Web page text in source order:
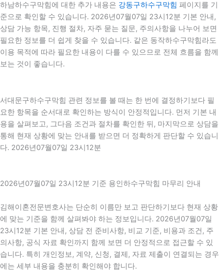
하남하수구막힘에 대한 추가 내용은 강동구하수구막힘 페이지를 기
준으로 확인할 수 있습니다. 2026년07월07일 23시12분 기본 안내,
상담 가능 항목, 진행 절차, 자주 묻는 질문, 주의사항을 나누어 보면
필요한 정보를 더 쉽게 찾을 수 있습니다. 같은 동작하수구막힘라도
이용 목적에 따라 필요한 내용이 다를 수 있으므로 전체 흐름을 함께
보는 것이 좋습니다.
서대문구하수구막힘 관련 정보를 볼 때는 한 번에 결정하기보다 필
요한 항목을 순서대로 확인하는 방식이 안정적입니다. 먼저 기본 내
용을 살펴보고, 그다음 조건과 절차를 확인한 뒤, 마지막으로 상담을
통해 현재 상황에 맞는 안내를 받으면 더 정확하게 판단할 수 있습니
다. 2026년07월07일 23시12분
2026년07월07일 23시12분 기준 용인하수구막힘 마무리 안내
김해이혼전문변호사는 단순히 이름만 보고 판단하기보다 현재 상황
에 맞는 기준을 함께 살펴봐야 하는 정보입니다. 2026년07월07일
23시12분 기본 안내, 상담 전 준비사항, 비교 기준, 비용과 조건, 주
의사항, 공식 자료 확인까지 함께 보면 더 안정적으로 접근할 수 있
습니다. 특히 개인정보, 계약, 신청, 결제, 자료 제출이 연결되는 경우
에는 세부 내용을 충분히 확인해야 합니다.